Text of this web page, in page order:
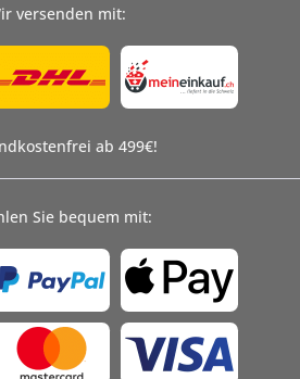
versenden mit:
ab 499€!
Sie bequem mit: